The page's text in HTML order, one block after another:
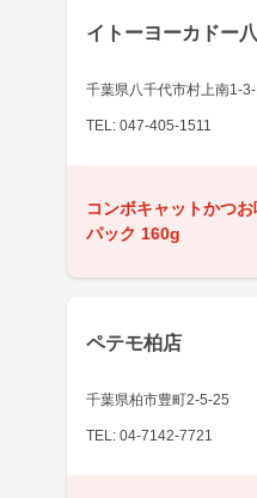
イトーヨーカドー
千葉県八千代市村上南1-3-
TEL: 047-405-1511
コンボキャットかつ
パック 160g
ペテモ柏店
千葉県柏市豊町2-5-25
TEL: 04-7142-7721